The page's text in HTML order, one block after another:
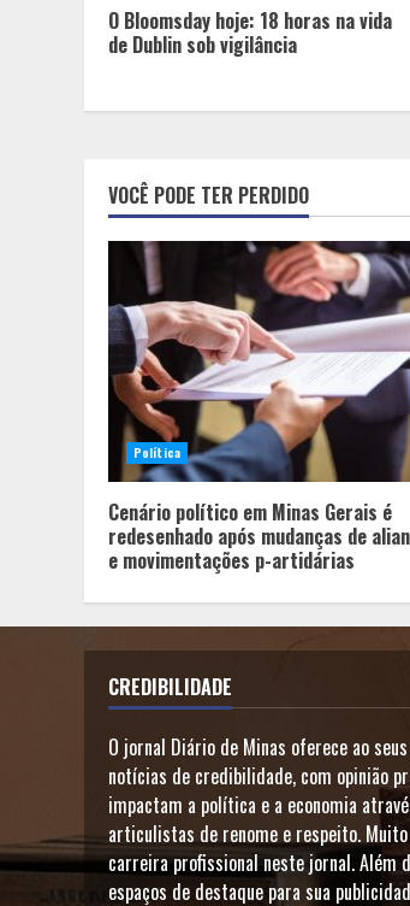
O Bloomsday hoje: 18 horas na vida
de Dublin sob vigilância
VOCÊ PODE TER PERDIDO
Política
Cenário político em Minas Gerais é
redesenhado após mudanças de
e movimentações p-artidárias
CREDIBILIDADE
O jornal Diário de Minas oferece ao
notícias de credibilidade, com opinião
impactam a política e a economia
articulistas de renome e respeito.
carreira profissional neste jornal. Além
espaços de destaque para sua